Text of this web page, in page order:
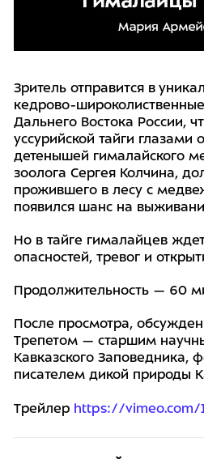
Зритель отправится в
кедрово-
Дальнего Востока России,
уссурийской тайги глазами
детенышей гималайского
зоолога Сергея Колчина,
прожившего в лесу с
появился шанс на
Но в тайге гималайцев
опасностей, тревог и
Продолжительность — 60
После просмотра,
Трепетом — старшим
Кавказского Заповедника,
писателем дикой природы
Трейлер https://vimeo.com/